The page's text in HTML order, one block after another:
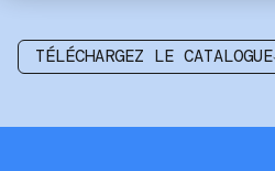
TÉLÉCHARGEZ LE CATALOGUE